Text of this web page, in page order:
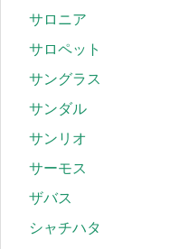
サロニア
サロペット
サングラス
サンダル
サンリオ
サーモス
ザバス
シャチハタ